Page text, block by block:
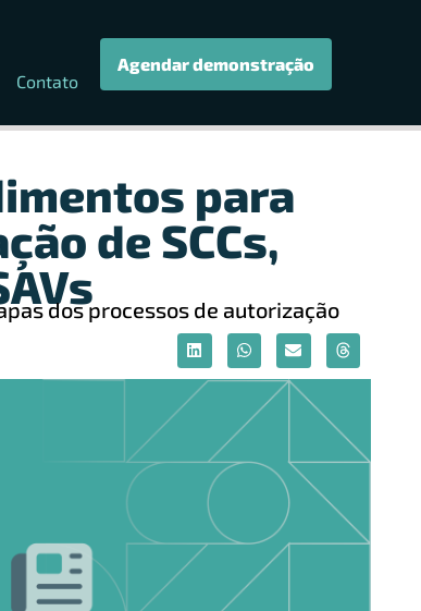
Contato
Agendar demonstração
para
de SCCs,
dos processos de autorização